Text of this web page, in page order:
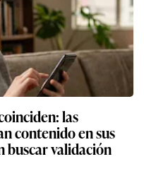
las
contenido en sus
buscar validación